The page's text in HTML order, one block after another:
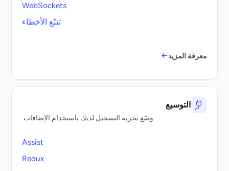
WebSockets
تتبّع الأخطاء
معرفة المزيد
التوسيع
وسّع تجربة التسجيل لديك باستخدام الإضافات.
Assist
Redux